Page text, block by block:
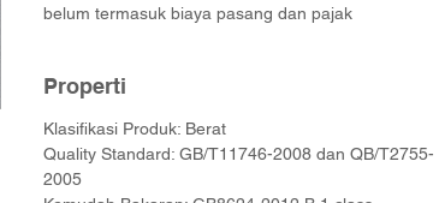
belum termasuk biaya pasang dan pajak
Properti
Klasifikasi Produk: Berat
Quality Standard: GB/T11746-2008 dan QB/T2755-
2005